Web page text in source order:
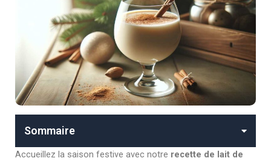
Sommaire
Accueillez la saison festive avec notre recette de lait de